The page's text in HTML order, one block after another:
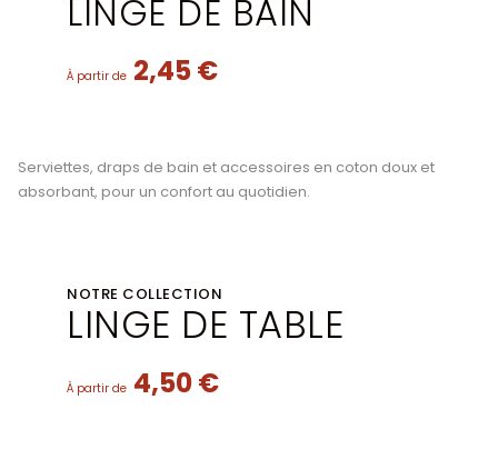
LINGE DE BAIN
À partir de 2,45 €
Serviettes, draps de bain et accessoires en coton doux et
absorbant, pour un confort au quotidien.
NOTRE COLLECTION
LINGE DE TABLE
À partir de 4,50 €